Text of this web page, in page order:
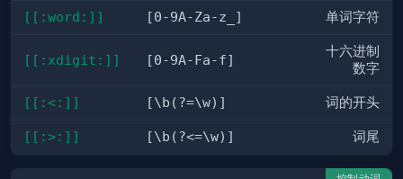
[[:word:]] [0-9A-Za-z_] 单词字符
[[:xdigit:]] [0-9A-Fa-f]
十六进制
数字
[[:<:]] [\b(?=\w)] 词的开头
[[:>:]] [\b(?<=\w)] 词尾